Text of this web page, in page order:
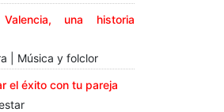
una historia
| Música y folclor
el éxito con tu pareja